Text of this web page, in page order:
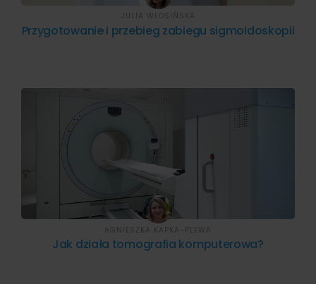
Przygotowanie i przebieg zabiegu sigmoidoskopii
JULIA WŁOSIŃSKA
Jak działa tomografia komputerowa?
AGNIESZKA KAPKA-PLEWA